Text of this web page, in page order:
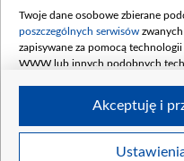
Twoje dane osobowe zbierane
poszczególnych serwisów
zapisywane za pomocą
WWW lub innych podobnych
Twoje dane osobowe zbierane
Akceptuję i